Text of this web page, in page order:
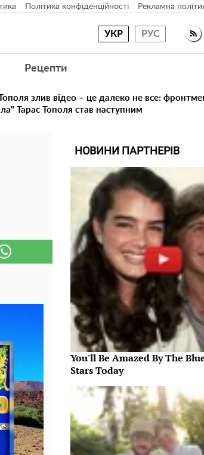
Політика конфіденційності Рекламна
УКР РУС
Рецепти
злив відео – це далеко не все:
Тарас Тополя став наступним
НОВИНИ ПАРТНЕРІВ
You'll Be Amazed By The
Stars Today